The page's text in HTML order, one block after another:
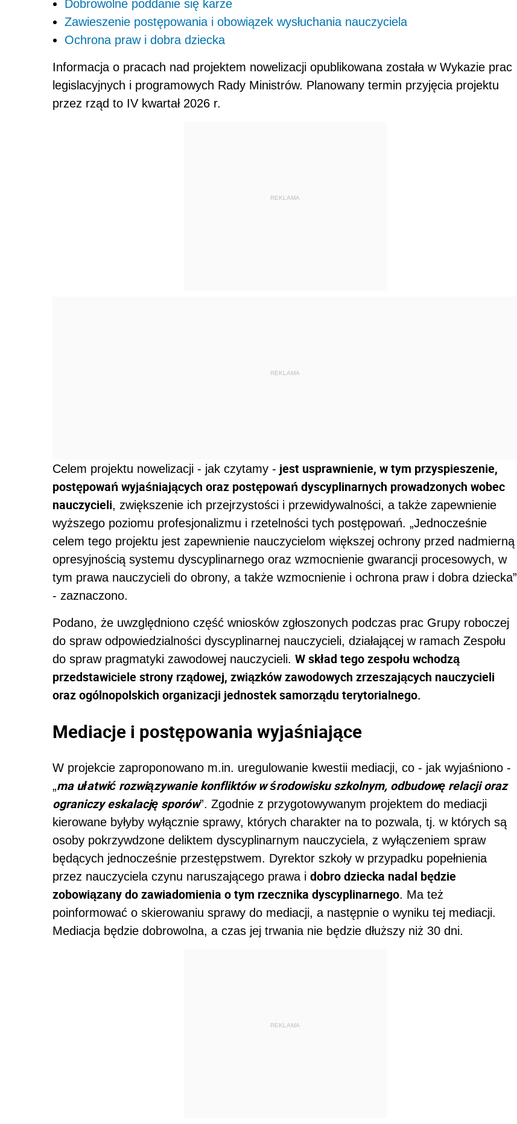
Dobrowolne poddanie się karze
Zawieszenie postępowania i obowiązek wysłuchania nauczyciela
Ochrona praw i dobra dziecka
Informacja o pracach nad projektem nowelizacji opublikowana została w Wykazie prac
legislacyjnych i programowych Rady Ministrów. Planowany termin przyjęcia projektu
przez rząd to IV kwartał 2026 r.
REKLAMA
REKLAMA
Celem projektu nowelizacji - jak czytamy - jest usprawnienie, w tym przyspieszenie,
postępowań wyjaśniających oraz postępowań dyscyplinarnych prowadzonych wobec
nauczycieli, zwiększenie ich przejrzystości i przewidywalności, a także zapewnienie
wyższego poziomu profesjonalizmu i rzetelności tych postępowań. „Jednocześnie
celem tego projektu jest zapewnienie nauczycielom większej ochrony przed nadmierną
opresyjnością systemu dyscyplinarnego oraz wzmocnienie gwarancji procesowych, w
tym prawa nauczycieli do obrony, a także wzmocnienie i ochrona praw i dobra dziecka”
- zaznaczono.
Podano, że uwzględniono część wniosków zgłoszonych podczas prac Grupy roboczej
do spraw odpowiedzialności dyscyplinarnej nauczycieli, działającej w ramach Zespołu
do spraw pragmatyki zawodowej nauczycieli. W skład tego zespołu wchodzą
przedstawiciele strony rządowej, związków zawodowych zrzeszających nauczycieli
oraz ogólnopolskich organizacji jednostek samorządu terytorialnego.
Mediacje i postępowania wyjaśniające
W projekcie zaproponowano m.in. uregulowanie kwestii mediacji, co - jak wyjaśniono -
„ma ułatwić rozwiązywanie konfliktów w środowisku szkolnym, odbudowę relacji oraz
ograniczy eskalację sporów”. Zgodnie z przygotowywanym projektem do mediacji
kierowane byłyby wyłącznie sprawy, których charakter na to pozwala, tj. w których są
osoby pokrzywdzone deliktem dyscyplinarnym nauczyciela, z wyłączeniem spraw
będących jednocześnie przestępstwem. Dyrektor szkoły w przypadku popełnienia
przez nauczyciela czynu naruszającego prawa i dobro dziecka nadal będzie
zobowiązany do zawiadomienia o tym rzecznika dyscyplinarnego. Ma też
poinformować o skierowaniu sprawy do mediacji, a następnie o wyniku tej mediacji.
Mediacja będzie dobrowolna, a czas jej trwania nie będzie dłuższy niż 30 dni.
REKLAMA